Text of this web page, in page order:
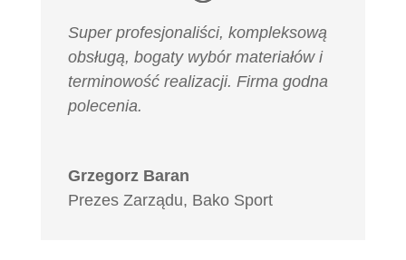
Super profesjonaliści, kompleksową
obsługą, bogaty wybór materiałów i
terminowość realizacji. Firma godna
polecenia.
Grzegorz Baran
Prezes Zarządu, Bako Sport